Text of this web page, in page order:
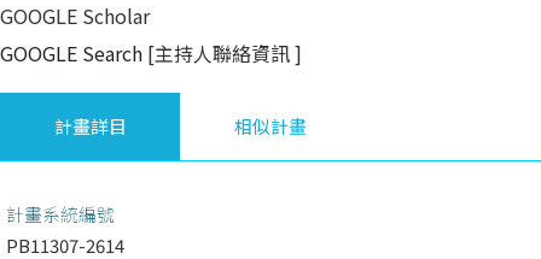
GOOGLE Scholar
GOOGLE Search [主持人聯絡資訊]
計畫詳目 相似計畫
計畫系統編號
PB11307-2614